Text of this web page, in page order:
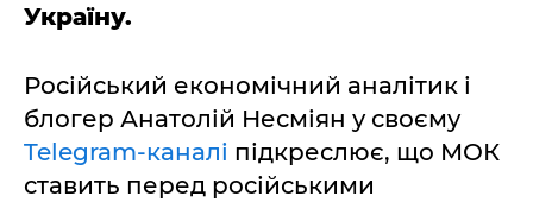
Україну.
Російський економічний аналітик і
блогер Анатолій Несміян у своєму
Telegram-каналі підкреслює, що МОК
ставить перед російськими